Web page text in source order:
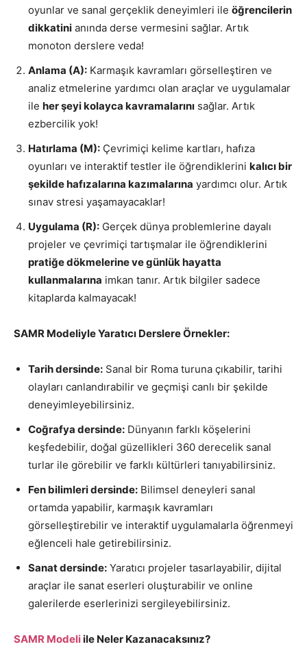
oyunlar ve sanal gerçeklik deneyimleri ile öğrencilerin
dikkatini anında derse vermesini sağlar. Artık
monoton derslere veda!
Anlama (A): Karmaşık kavramları görselleştiren ve
analiz etmelerine yardımcı olan araçlar ve uygulamalar
ile her şeyi kolayca kavramalarını sağlar. Artık
ezbercilik yok!
Hatırlama (M): Çevrimiçi kelime kartları, hafıza
oyunları ve interaktif testler ile öğrendiklerini kalıcı bir
şekilde hafızalarına kazımalarına yardımcı olur. Artık
sınav stresi yaşamayacaklar!
Uygulama (R): Gerçek dünya problemlerine dayalı
projeler ve çevrimiçi tartışmalar ile öğrendiklerini
pratiğe dökmelerine ve günlük hayatta
kullanmalarına imkan tanır. Artık bilgiler sadece
kitaplarda kalmayacak!
SAMR Modeliyle Yaratıcı Derslere Örnekler:
Tarih dersinde: Sanal bir Roma turuna çıkabilir, tarihi
olayları canlandırabilir ve geçmişi canlı bir şekilde
deneyimleyebilirsiniz.
Coğrafya dersinde: Dünyanın farklı köşelerini
keşfedebilir, doğal güzellikleri 360 derecelik sanal
turlar ile görebilir ve farklı kültürleri tanıyabilirsiniz.
Fen bilimleri dersinde: Bilimsel deneyleri sanal
ortamda yapabilir, karmaşık kavramları
görselleştirebilir ve interaktif uygulamalarla öğrenmeyi
eğlenceli hale getirebilirsiniz.
Sanat dersinde: Yaratıcı projeler tasarlayabilir, dijital
araçlar ile sanat eserleri oluşturabilir ve online
galerilerde eserlerinizi sergileyebilirsiniz.
SAMR Modeliile Neler Kazanacaksınız?